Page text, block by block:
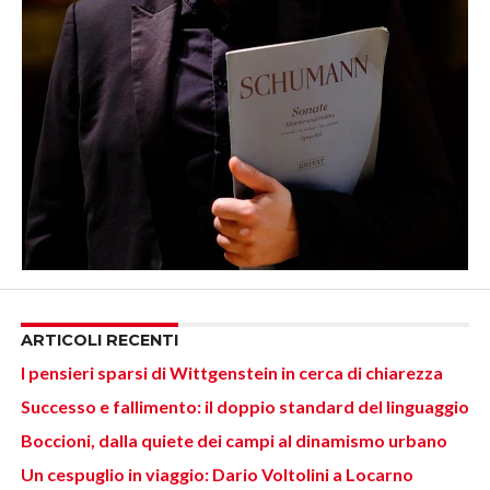
ARTICOLI RECENTI
I pensieri sparsi di Wittgenstein in cerca di chiarezza
Successo e fallimento: il doppio standard del linguaggio
Boccioni, dalla quiete dei campi al dinamismo urbano
Un cespuglio in viaggio: Dario Voltolini a Locarno